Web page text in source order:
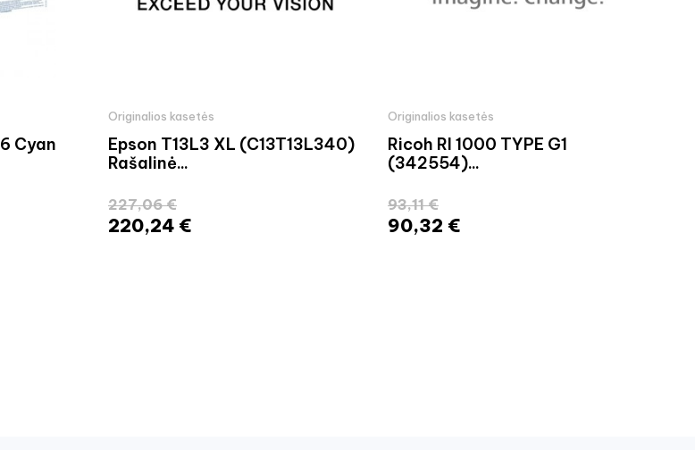
Cyan
Originalios kasetės
Epson T13L3 XL (C13T13L340)
Rašalinė...
227,06 €
220,24 €
Originalios kasetės
Ricoh RI 1000 TYPE G1
(342554)...
93,11 €
90,32 €